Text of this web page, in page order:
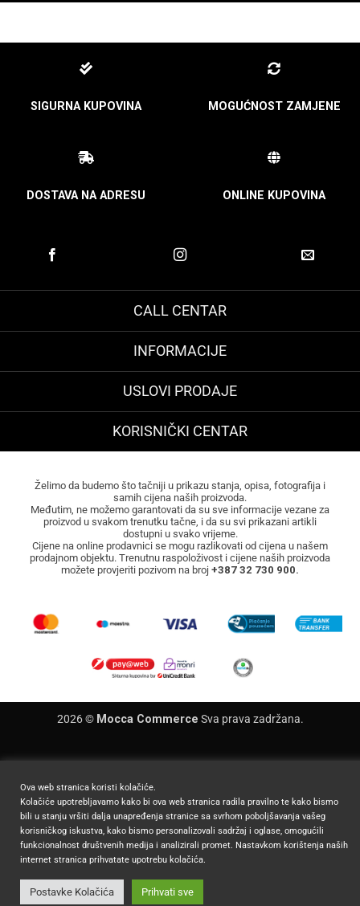
SIGURNA KUPOVINA MOGUĆNOST ZAMJENE
DOSTAVA NA ADRESU ONLINE KUPOVINA
CALL CENTAR
INFORMACIJE
USLOVI PRODAJE
KORISNIČKI CENTAR
Želimo da budemo što tačniji u prikazu stanja, opisa, fotografija i
samih cijena naših proizvoda.
Međutim, ne možemo garantovati da su sve informacije vezane za
proizvod u svakom trenutku tačne, i da su svi prikazani artikli
dostupni u svako vrijeme.
Cijene na online prodavnici se mogu razlikovati od cijena u našem
prodajnom objektu. Trenutnu raspoloživost i cijene naših proizvoda
možete provjeriti pozivom na broj +387 32 730 900.
2026 © Mocca Commerce Sva prava zadržana.
Ova web stranica koristi kolačiće.
Kolačiće upotrebljavamo kako bi ova web stranica radila pravilno te kako bismo
bili u stanju vršiti dalja unapređenja stranice sa svrhom poboljšavanja vašeg
korisničkog iskustva, kako bismo personalizovali sadržaj i oglase, omogućili
funkcionalnost društvenih medija i analizirali promet. Nastavkom korištenja naših
internet stranica prihvatate upotrebu kolačića.
Postavke Kolačića Prihvati sve